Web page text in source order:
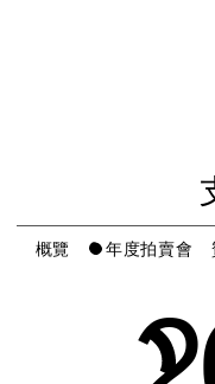
概覽 年度拍賣會